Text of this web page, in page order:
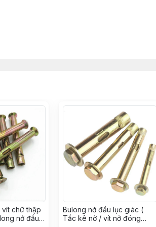
bị, vật nặng hoặc dây cáp, dây
thước phù hợp với đường kính của
rằng phần nở nằm hoàn toàn trong lỗ
lực ma sát với thành lỗ khoan và cố
vật dụng thông qua khuyên tròn.
chữ thập
nở đầu
Bulong nở đầu lục giác (
Tắc kê nở / vít nở đóng